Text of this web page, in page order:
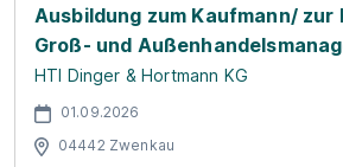
Ausbildung zum Kaufmann/
Groß- und
HTI Dinger & Hortmann KG
01.09.2026
04442 Zwenkau